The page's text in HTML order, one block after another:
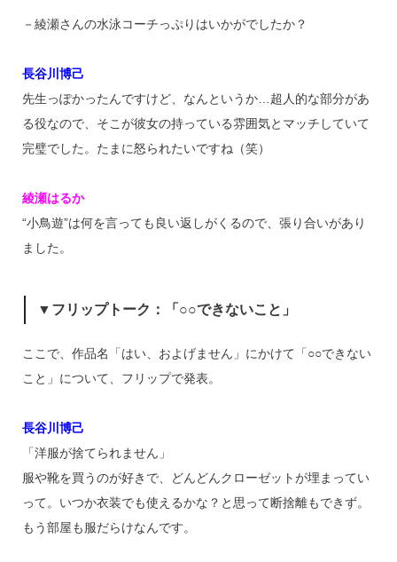
－綾瀬さんの水泳コーチっぷりはいかがでしたか？
長谷川博己
先生っぽかったんですけど、なんというか…超人的な部分があ
る役なので、そこが彼女の持っている雰囲気とマッチしていて
完璧でした。たまに怒られたいですね（笑）
綾瀬はるか
“小鳥遊”は何を言っても良い返しがくるので、張り合いがあり
ました。
▼フリップトーク：「○○できないこと」
ここで、作品名「はい、およげません」にかけて「○○できない
こと」について、フリップで発表。
長谷川博己
「洋服が捨てられません」
服や靴を買うのが好きで、どんどんクローゼットが埋まってい
って。いつか衣装でも使えるかな？と思って断捨離もできず。
もう部屋も服だらけなんです。